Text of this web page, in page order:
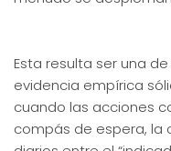
Esta resulta ser una
evidencia empírica
cuando las acciones
compás de espera, la